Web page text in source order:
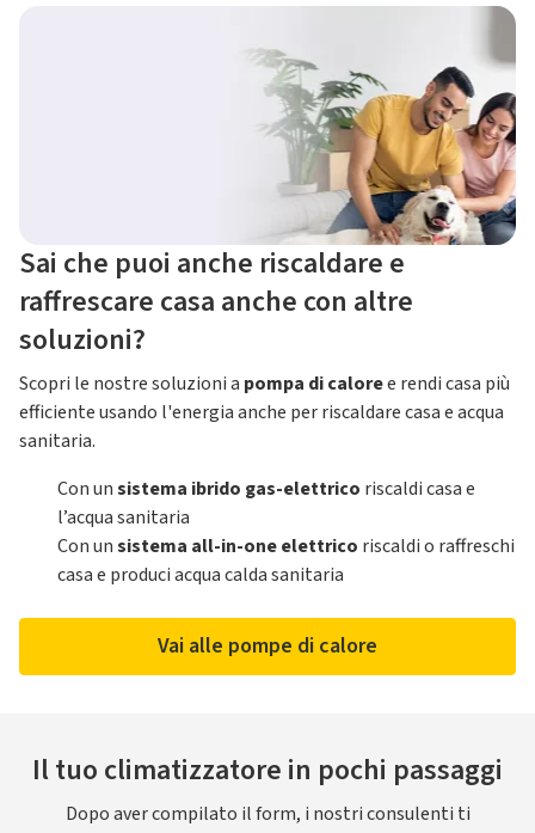
Sai che puoi anche riscaldare e
raffrescare casa anche con altre
soluzioni?
Scopri le nostre soluzioni a pompa di caloree rendi casa più
efficiente usando l'energia anche per riscaldare casa e acqua
sanitaria.
Con unsistema ibrido gas-elettrico riscaldi casa e
l’acqua sanitaria
Con unsistema all-in-one elettrico riscaldi o raffreschi
casa e produci acqua calda sanitaria
Vai alle pompe di calore
Il tuo climatizzatore in pochi passaggi
Dopo aver compilato il form, i nostri consulenti ti